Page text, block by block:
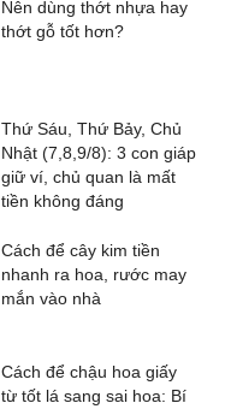
Nên dùng thớt nhựa hay
thớt gỗ tốt hơn?
Thứ Sáu, Thứ Bảy, Chủ
Nhật (7,8,9/8): 3 con giáp
giữ ví, chủ quan là mất
tiền không đáng
Cách để cây kim tiền
nhanh ra hoa, rước may
mắn vào nhà
Cách để chậu hoa giấy
từ tốt lá sang sai hoa: Bí